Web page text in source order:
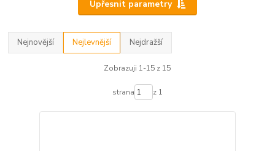
Upřesnit parametry
Nejnovější Nejlevnější Nejdražší
Zobrazuji 1-15 z 15
strana z 1